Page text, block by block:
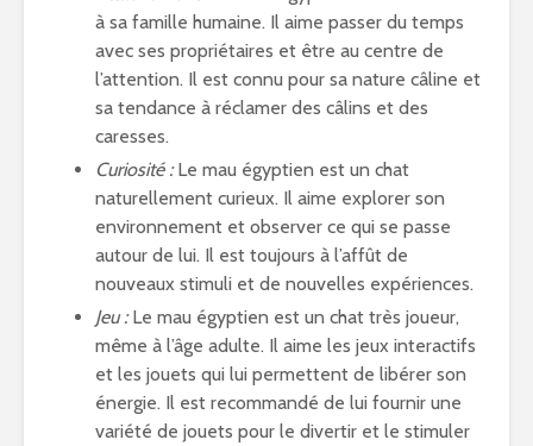
à sa famille humaine. Il aime passer du temps
avec ses propriétaires et être au centre de
l’attention. Il est connu pour sa nature câline et
sa tendance à réclamer des câlins et des
caresses.
Curiosité :Le mau égyptien est un chat
naturellement curieux. Il aime explorer son
environnement et observer ce qui se passe
autour de lui. Il est toujours à l’affût de
nouveaux stimuli et de nouvelles expériences.
Jeu :Le mau égyptien est un chat très joueur,
même à l’âge adulte. Il aime les jeux interactifs
et les jouets qui lui permettent de libérer son
énergie. Il est recommandé de lui fournir une
variété de jouets pour le divertir et le stimuler